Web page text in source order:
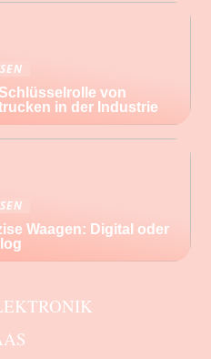
von
in der Industrie
Waagen: Digital oder